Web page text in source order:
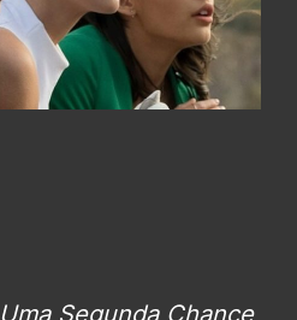
Uma Segunda Chance